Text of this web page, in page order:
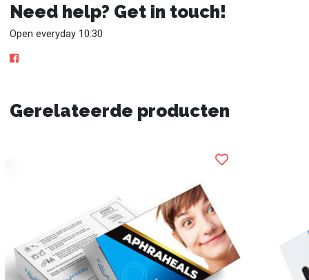
Need help? Get in touch!
Open everyday 10:30
Gerelateerde producten